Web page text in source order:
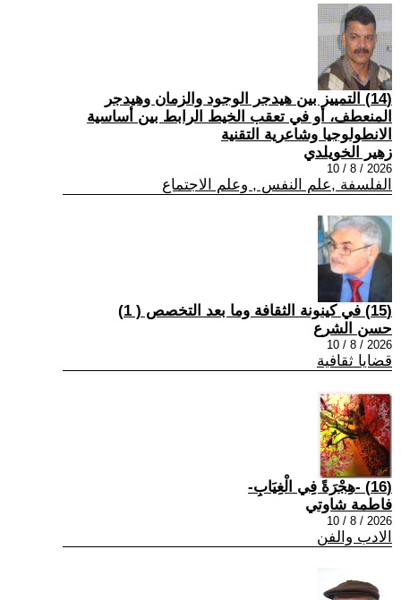
(14) التمييز بين هيدجر الوجود والزمان وهيدجر
المنعطف، أو في تعقب الخيط الرابط بين أساسية
الانطولوجيا وشاعرية التقنية
زهير الخويلدي
2026 / 8 / 10
الفلسفة ,علم النفس , وعلم الاجتماع
(15) في كينونة الثقافة وما بعد التخصص ( 1)
حسن الشرع
2026 / 8 / 10
قضايا ثقافية
(16) -هِجْرَةً فِي الْغِيَابِ-
فاطمة شاوتي
2026 / 8 / 10
الادب والفن